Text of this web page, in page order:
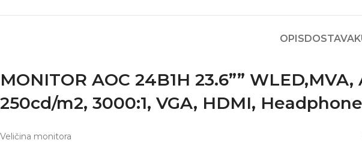
OPISDOSTAVA
MONITOR AOC 24B1H 23.6””
250cd/m2, 3000:1, VGA, HDMI,
Veličina monitora